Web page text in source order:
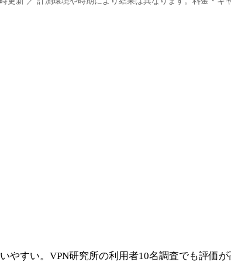
やすい。VPN研究所の利用者10名調査でも評価が